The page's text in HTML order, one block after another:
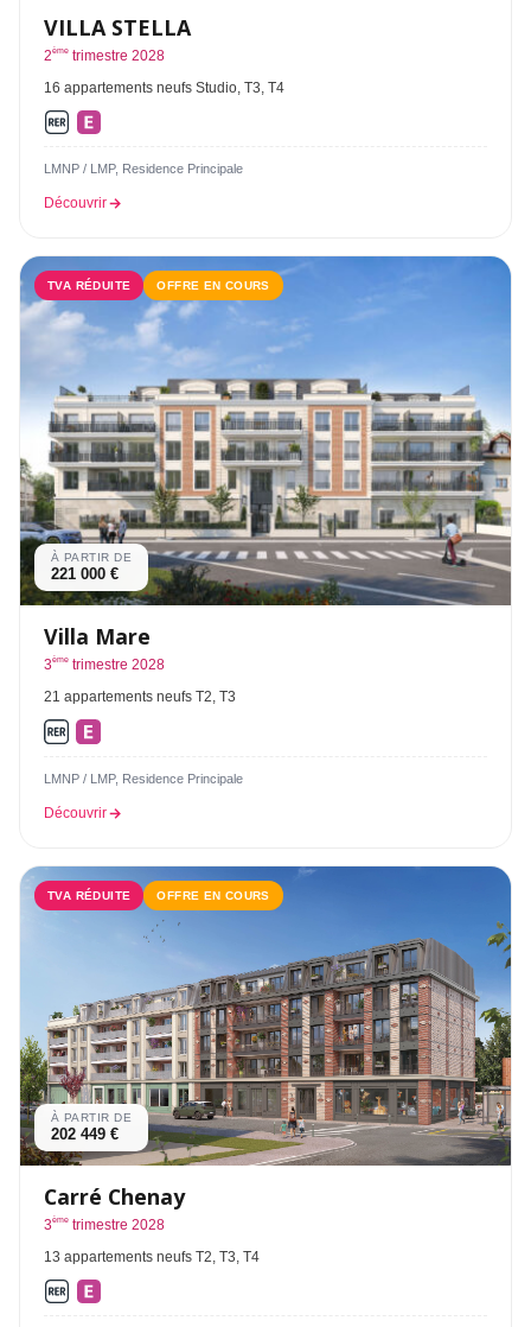
VILLA STELLA
2ème trimestre 2028
16 appartements neufs Studio, T3, T4
LMNP / LMP, Residence Principale
Découvrir
TVA RÉDUITE OFFRE EN COURS
À PARTIR DE
221 000 €
Villa Mare
3ème trimestre 2028
21 appartements neufs T2, T3
LMNP / LMP, Residence Principale
Découvrir
TVA RÉDUITE OFFRE EN COURS
À PARTIR DE
202 449 €
Carré Chenay
3ème trimestre 2028
13 appartements neufs T2, T3, T4